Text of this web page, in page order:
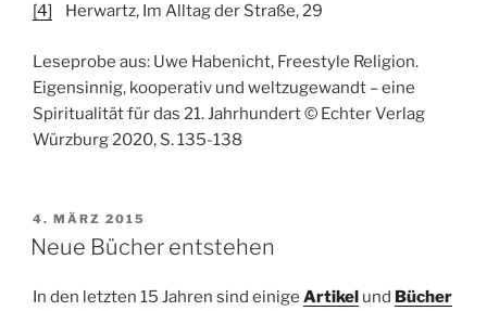
[4] Herwartz, Im Alltag der Straße, 29
Leseprobe aus: Uwe Habenicht, Freestyle Religion.
Eigensinnig, kooperativ und weltzugewandt – eine
Spiritualität für das 21. Jahrhundert © Echter Verlag
Würzburg 2020, S. 135-138
VERÖFFENTLICHT
AM
4. MÄRZ 2015
Neue Bücher entstehen
In den letzten 15 Jahren sind einige Artikel und Bücher